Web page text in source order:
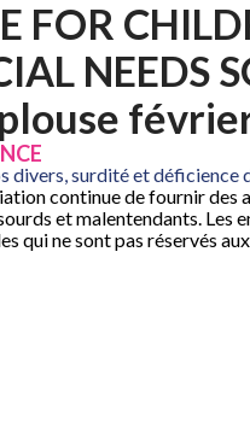
FOR
NEEDS
divers, surdité et déficience
continue de fournir des
et malentendants. Les
qui ne sont pas réservés